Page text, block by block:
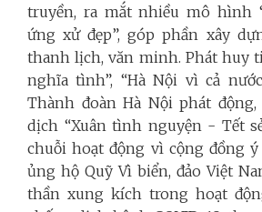
truyền, ra mắt nhiều mô hình
ứng xử đẹp”, góp phần xây
thanh lịch, văn minh. Phát huy
nghĩa tình”, “Hà Nội vì cả
Thành đoàn Hà Nội phát
dịch “Xuân tình nguyện - Tết
chuỗi hoạt động vì cộng đồng
ủng hộ Quỹ Vì biển, đảo Việt
thần xung kích trong hoạt